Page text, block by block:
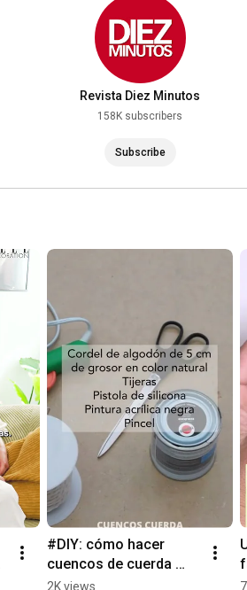
Revista Diez Minutos
158K subscribers
Subscribe
#DIY: cómo hacer
cuencos de cuerda
paso a paso
2K views